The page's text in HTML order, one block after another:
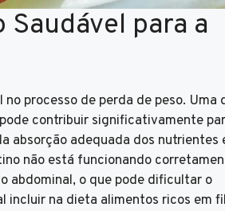
para a
processo de perda de peso. Uma
contribuir significativamente
absorção adequada dos nutrientes
não está funcionando
abdominal, o que pode dificultar o
incluir na dieta alimentos ricos em